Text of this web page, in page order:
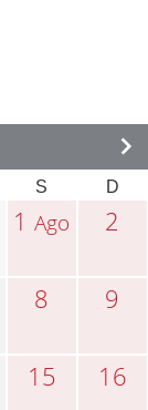
S D
1Ago 2
8 9
15 16